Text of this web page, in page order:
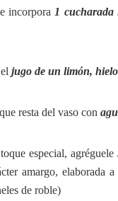
incorpora 1 cucharada
jugo de un limón,
resta del vaso con
especial, agréguele
amargo, elaborada
de roble)